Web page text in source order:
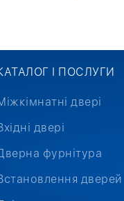
І ПОСЛУГИ
двері
двері
фурнітура
дверей